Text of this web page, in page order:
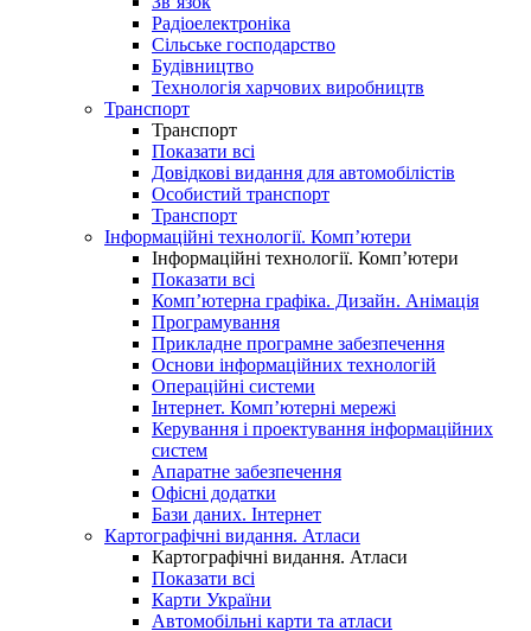
Радіоелектроніка
Сільське господарство
Будівництво
Технологія харчових виробництв
Транспорт
Транспорт
Показати всі
Довідкові видання для автомобілістів
Особистий транспорт
Транспорт
Інформаційні технології. Комп’ютери
Інформаційні технології. Комп’ютери
Показати всі
Комп’ютерна графіка. Дизайн. Анімація
Програмування
Прикладне програмне забезпечення
Основи інформаційних технологій
Операційні системи
Інтернет. Комп’ютерні мережі
Керування і проектування інформаційних
систем
Апаратне забезпечення
Офісні додатки
Бази даних. Інтернет
Картографічні видання. Атласи
Картографічні видання. Атласи
Показати всі
Карти України
Автомобільні карти та атласи